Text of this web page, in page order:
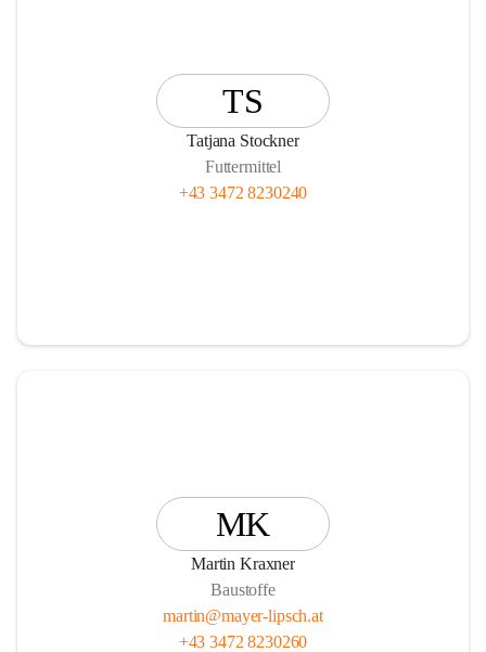
TS
Tatjana Stockner
Futtermittel
+43 3472 8230240
MK
Martin Kraxner
Baustoffe
martin@mayer-lipsch.at
+43 3472 8230260